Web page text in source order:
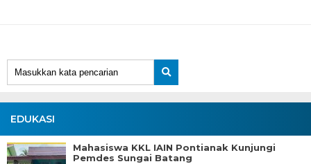
EDUKASI
Mahasiswa KKL IAIN Pontianak Kunjungi
Pemdes Sungai Batang